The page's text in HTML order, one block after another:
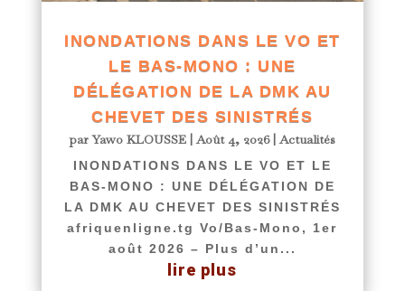
INONDATIONS DANS LE VO ET
LE BAS-MONO : UNE
DÉLÉGATION DE LA DMK AU
CHEVET DES SINISTRÉS
parYawo KLOUSSE |Août 4, 2026|Actualités
INONDATIONS DANS LE VO ET LE
BAS-MONO : UNE DÉLÉGATION DE
LA DMK AU CHEVET DES SINISTRÉS
afriquenligne.tg Vo/Bas-Mono, 1er
août 2026 – Plus d’un...
lire plus